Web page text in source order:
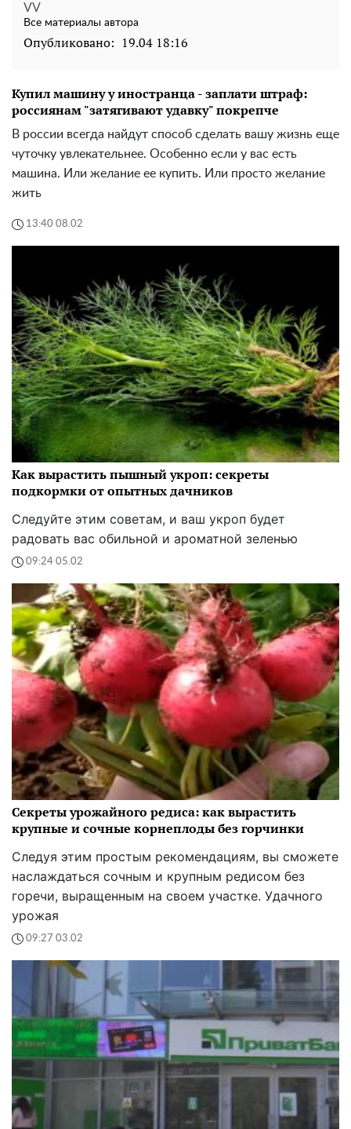
VV
Все материалы автора
Опубликовано: 19.04 18:16
Купил машину у иностранца - заплати штраф:
россиянам "затягивают удавку" покрепче
В россии всегда найдут способ сделать вашу жизнь еще
чуточку увлекательнее. Особенно если у вас есть
машина. Или желание ее купить. Или просто желание
жить
13:40 08.02
Как вырастить пышный укроп: секреты
подкормки от опытных дачников
Следуйте этим советам, и ваш укроп будет
радовать вас обильной и ароматной зеленью
09:24 05.02
Секреты урожайного редиса: как вырастить
крупные и сочные корнеплоды без горчинки
Следуя этим простым рекомендациям, вы сможете
наслаждаться сочным и крупным редисом без
горечи, выращенным на своем участке. Удачного
урожая
09:27 03.02